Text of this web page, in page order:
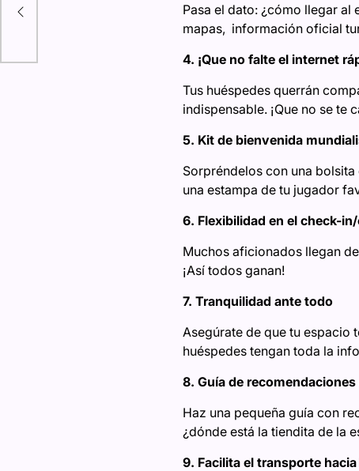
Pasa el dato: ¿cómo llegar al
mapas, información oficial
4. ¡Que no falte el internet
Tus huéspedes querrán
indispensable. ¡Que no se te
5. Kit de bienvenida
Sorpréndelos con una
una estampa de tu jugador
6. Flexibilidad en el check-
Muchos aficionados llegan
¡Así todos ganan!
7. Tranquilidad ante todo
Asegúrate de que tu
huéspedes tengan toda la
8. Guía de
Haz una pequeña guía con
¿dónde está la tiendita de la
9. Facilita el transporte